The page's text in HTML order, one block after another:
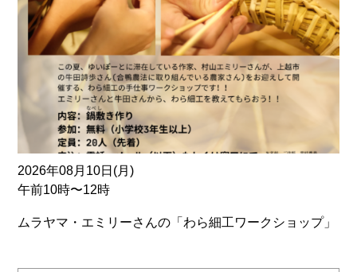
2026年08月10日(月)
午前10時〜12時
ムラヤマ・エミリーさんの「わら細工ワークショップ」